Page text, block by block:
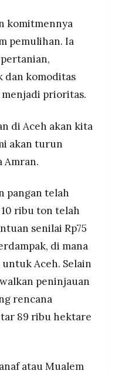
selimut, dan
memastikan stok
kali kebutuhan.
komitmennya
pemulihan. Ia
dan komoditas
prioritas.
di Aceh akan kita
akan turun
Amran.
pangan telah
ribu ton telah
senilai Rp75
di mana
Aceh. Selain
peninjauan
rencana
89 ribu hektare
atau Mualem